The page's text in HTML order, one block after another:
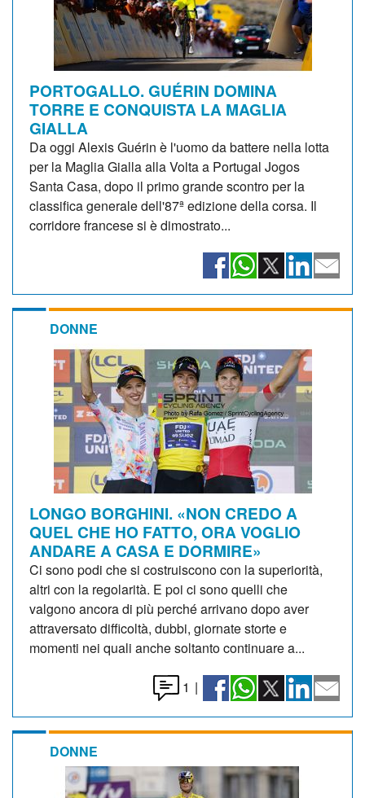
PORTOGALLO. GUÉRIN DOMINA
TORRE E CONQUISTA LA MAGLIA
GIALLA
Da oggi Alexis Guérin è l'uomo da battere nella lotta
per la Maglia Gialla alla Volta a Portugal Jogos
Santa Casa, dopo il primo grande scontro per la
classifica generale dell'87ª edizione della corsa. Il
corridore francese si è dimostrato...
DONNE
LONGO BORGHINI. «NON CREDO A
QUEL CHE HO FATTO, ORA VOGLIO
ANDARE A CASA E DORMIRE»
Ci sono podi che si costruiscono con la superiorità,
altri con la regolarità. E poi ci sono quelli che
valgono ancora di più perché arrivano dopo aver
attraversato difficoltà, dubbi, giornate storte e
momenti nei quali anche soltanto continuare a...
1 |
DONNE